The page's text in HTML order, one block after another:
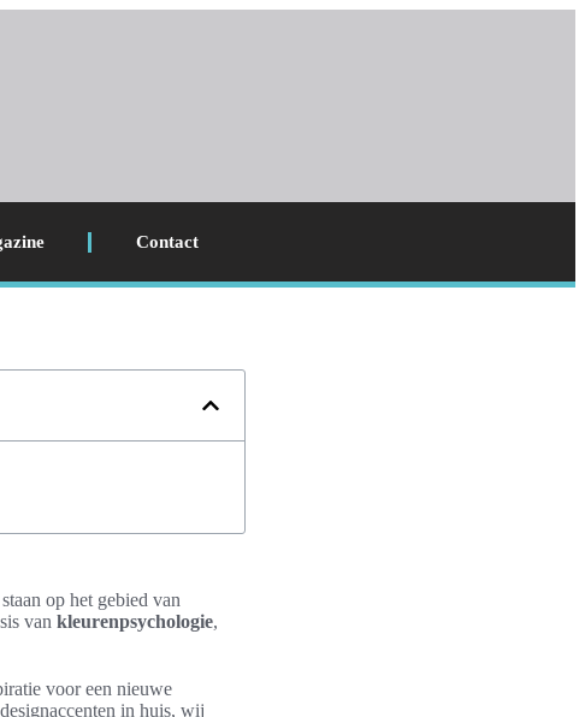
Contact
op het gebied van
van kleurenpsychologie,
voor een nieuwe
in huis, wij